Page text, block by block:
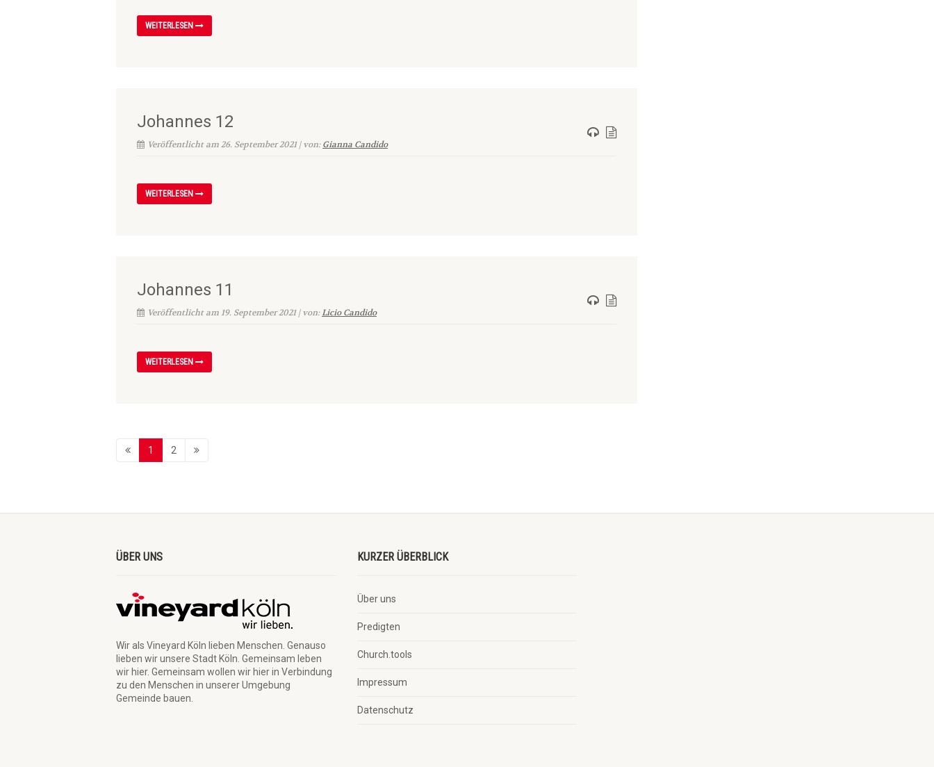
WEITERLESEN
Johannes 12
Veröffentlicht am 26. September 2021 | von:Gianna Candido
WEITERLESEN
Johannes 11
Veröffentlicht am 19. September 2021 | von:Licio Candido
WEITERLESEN
1 2
ÜBER UNS
Wir als Vineyard Köln lieben Menschen. Genauso
lieben wir unsere Stadt Köln. Gemeinsam leben
wir hier. Gemeinsam wollen wir hier in Verbindung
zu den Menschen in unserer Umgebung
Gemeinde bauen.
KURZER ÜBERBLICK
Über uns
Predigten
Church.tools
Impressum
Datenschutz